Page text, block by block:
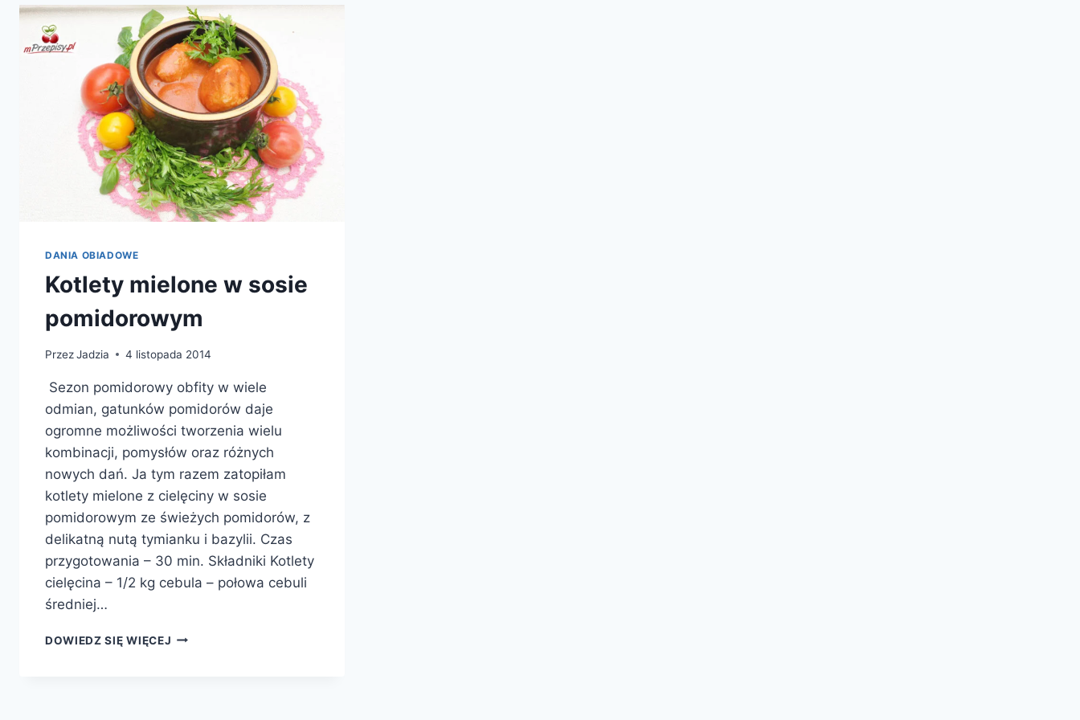
DANIA OBIADOWE
Kotlety mielone w sosie
pomidorowym
PrzezJadzia 4 listopada 2014
Sezon pomidorowy obfity w wiele
odmian, gatunków pomidorów daje
ogromne możliwości tworzenia wielu
kombinacji, pomysłów oraz różnych
nowych dań. Ja tym razem zatopiłam
kotlety mielone z cielęciny w sosie
pomidorowym ze świeżych pomidorów, z
delikatną nutą tymianku i bazylii. Czas
przygotowania – 30 min. Składniki Kotlety
cielęcina – 1/2 kg cebula – połowa cebuli
średniej…
DOWIEDZ SIĘ WIĘCEJ KOTLETY